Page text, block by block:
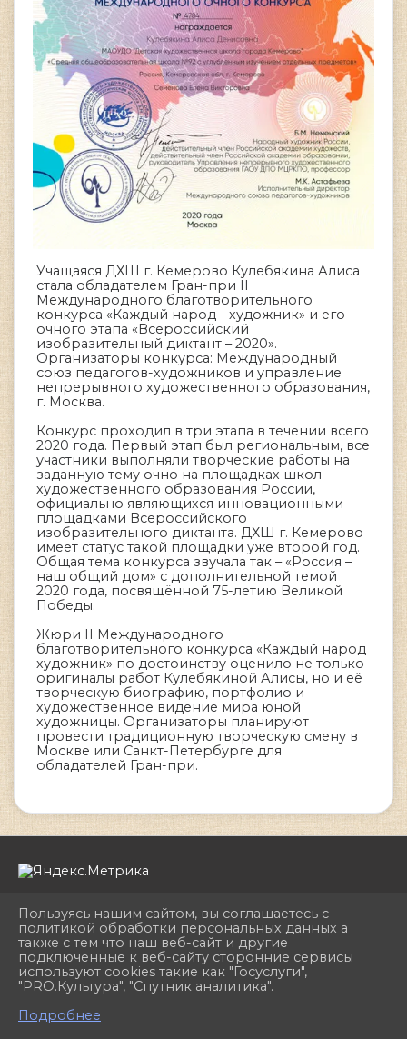
Учащаяся ДХШ г. Кемерово Кулебякина Алиса
стала обладателем Гран-при II
Международного благотворительного
конкурса «Каждый народ - художник» и его
очного этапа «Всероссийский
изобразительный диктант – 2020».
Организаторы конкурса: Международный
союз педагогов-художников и управление
непрерывного художественного образования,
г. Москва.
Конкурс проходил в три этапа в течении всего
2020 года. Первый этап был региональным, все
участники выполняли творческие работы на
заданную тему очно на площадках школ
художественного образования России,
официально являющихся инновационными
площадками Всероссийского
изобразительного диктанта. ДХШ г. Кемерово
имеет статус такой площадки уже второй год.
Общая тема конкурса звучала так – «Россия –
наш общий дом» с дополнительной темой
2020 года, посвящённой 75-летию Великой
Победы.
Жюри II Международного
благотворительного конкурса «Каждый народ
художник» по достоинству оценило не только
оригиналы работ Кулебякиной Алисы, но и её
творческую биографию, портфолио и
художественное видение мира юной
художницы. Организаторы планируют
провести традиционную творческую смену в
Москве или Санкт-Петербурге для
обладателей Гран-при.
2026 г. dhshkemerovo.ru
Вход
Карта сайта
Политика обработки персональных данных
Пользуясь нашим сайтом, вы соглашаетесь с
политикой обработки персональных данных а
также с тем что наш веб-сайт и другие
подключенные к веб-сайту сторонние сервисы
используют cookies такие как "Госуслуги",
"PRO.Культура", "Спутник аналитика".
Подробнее